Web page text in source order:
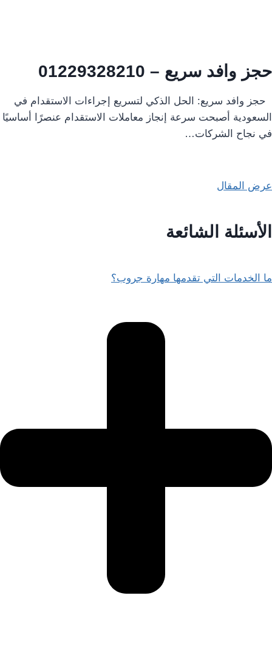
حجز وافد سريع – 01229328210
حجز وافد سريع: الحل الذكي لتسريع إجراءات الاستقدام في
السعودية أصبحت سرعة إنجاز معاملات الاستقدام عنصرًا أساسيًا
في نجاح الشركات…
عرض المقال
الأسئلة الشائعة
ما الخدمات التي تقدمها مهارة جروب؟